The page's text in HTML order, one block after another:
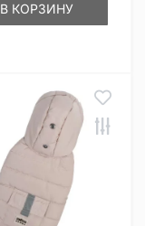
В КОРЗИНУ